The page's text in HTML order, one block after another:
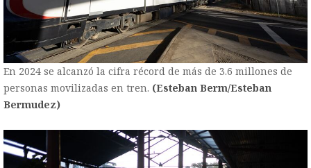
En 2024 se alcanzó la cifra récord de más de 3.6 millones de
personas movilizadas en tren. (Esteban Berm/Esteban
Bermudez)